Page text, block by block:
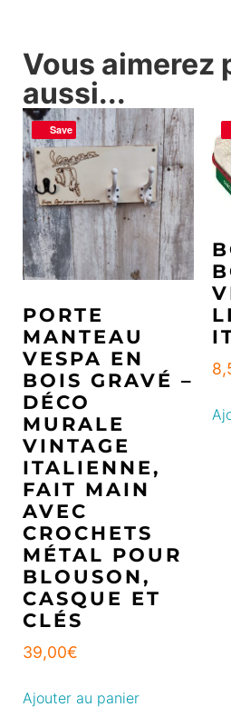
Vous aimerez
aussi...
Save
PORTE
MANTEAU
VESPA EN
BOIS GRAVÉ –
DÉCO
MURALE
VINTAGE
ITALIENNE,
FAIT MAIN
AVEC
CROCHETS
MÉTAL POUR
BLOUSON,
CASQUE ET
CLÉS
39,00€
Ajouter au panier